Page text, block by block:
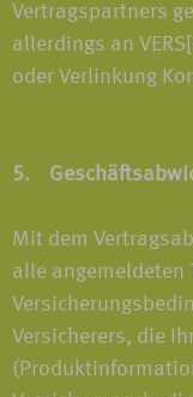
Vertragspartners
allerdings an
oder Verlinkung
5.
Mit dem
alle angemeldeten
Versicherers, die